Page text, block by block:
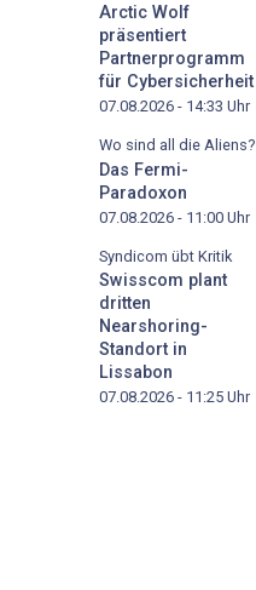
Arctic Wolf
präsentiert
Partnerprogramm
für Cybersicherheit
07.08.2026 - 14:33 Uhr
Wo sind all die Aliens?
Das Fermi-
Paradoxon
07.08.2026 - 11:00 Uhr
Syndicom übt Kritik
Swisscom plant
dritten
Nearshoring-
Standort in
Lissabon
07.08.2026 - 11:25 Uhr